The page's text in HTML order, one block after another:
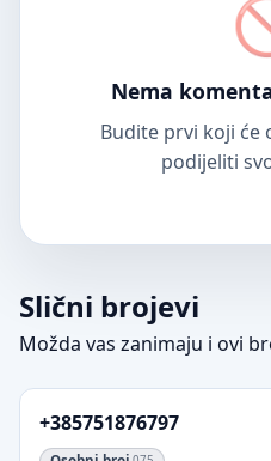
Nema
Budite prvi koji će
podijeliti
Slični brojevi
Možda vas zanimaju i ovi
+385751876797